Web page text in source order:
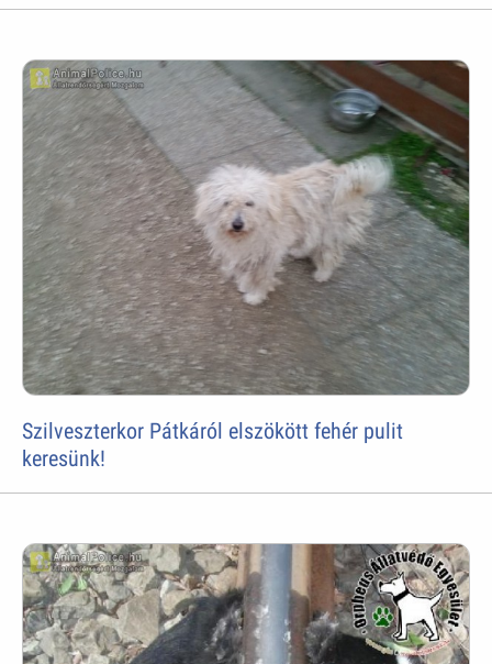
Szilveszterkor Pátkáról elszökött fehér pulit
keresünk!